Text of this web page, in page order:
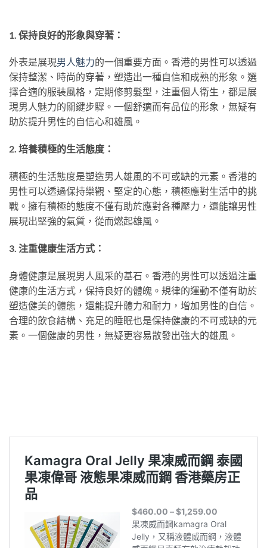
1. 保持良好的形象與穿著：
外表是展現男人魅力的一個重要方面。香港的男性可以透過
保持整潔、時尚的穿著，塑造出一種自信和成熟的形象。選
擇合適的服裝風格，定期修剪髮型，注重個人衛生，都是展
現男人魅力的關鍵步驟。一個舒適而有品位的形象，無疑有
助於提升男性的自信心和雄風。
2. 培養積極的生活態度：
積極的生活態度是塑造男人雄風的不可或缺的元素。香港的
男性可以透過保持樂觀、堅定的心態，積極應對生活中的挑
戰。擁有積極的態度不僅有助於應對各種壓力，還能讓男性
展現出堅強的氣質，從而燃起雄風。
3. 注重健康生活方式：
身體健康是展現男人風采的基石。香港的男性可以透過注重
健康的生活方式，保持良好的體魄。規律的運動不僅有助於
塑造健美的體態，還能提升體力和耐力，增加男性的自信。
合理的飲食結構、充足的睡眠也是保持健康的不可或缺的元
素。一個健康的男性，無疑更容易散發出強大的雄風。